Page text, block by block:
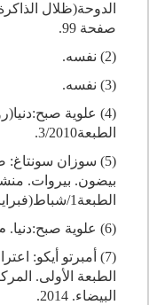
صفحة 99.
(2) نفسه.
(3) نفسه.
(4) علوية
الطبعة3/2010.
(5) سوزان سونتاغ:
بيضون. بيروات.
الطبعة1/شباط(فبراير). 2008. ص 145.
(6) علوية صبح:دنيا. م. س. ص. ص:5/6.
(7) أمبرتو أيكو:
الطبعة الأولى.
البيضاء. 2014.